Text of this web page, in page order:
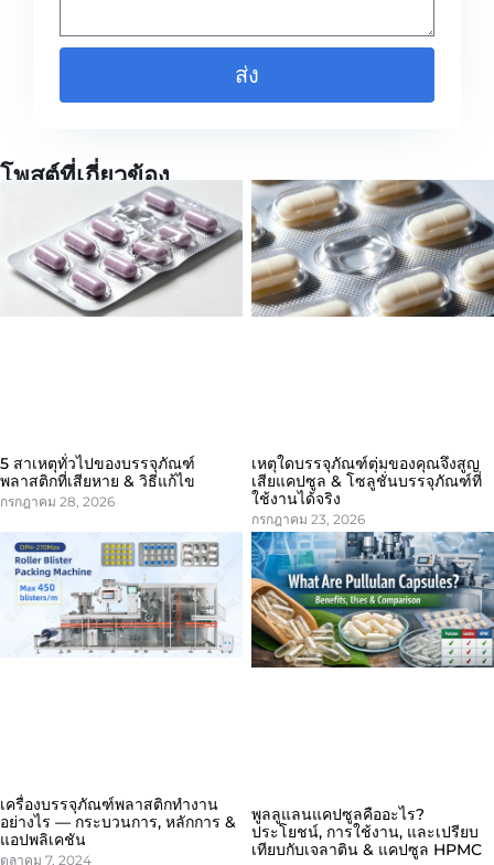
ส่ง
โพสต์ที่เกี่ยวข้อง
5 สาเหตุทั่วไปของบรรจุภัณฑ์
พลาสติกที่เสียหาย & วิธีแก้ไข
กรกฎาคม 28, 2026
เหตุใดบรรจุภัณฑ์ตุ่มของคุณจึงสูญ
เสียแคปซูล & โซลูชั่นบรรจุภัณฑ์ที่
ใช้งานได้จริง
กรกฎาคม 23, 2026
เครื่องบรรจุภัณฑ์พลาสติกทำงาน
อย่างไร — กระบวนการ, หลักการ &
แอปพลิเคชัน
ตุลาคม 7, 2024
พูลลูแลนแคปซูลคืออะไร?
ประโยชน์, การใช้งาน, และเปรียบ
เทียบกับเจลาติน & แคปซูล HPMC